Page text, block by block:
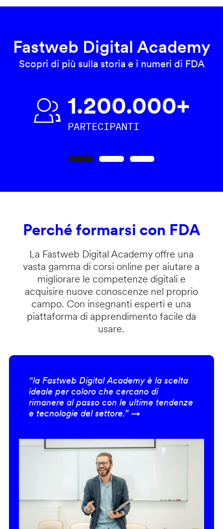
Fastweb Digital Academy
Scopri di più sulla storia e i numeri di FDA
1.200.000+
PARTECIPANTI
Perché formarsi con FDA
La Fastweb Digital Academy offre una
vasta gamma di corsi online per aiutare a
migliorare le competenze digitali e
acquisire nuove conoscenze nel proprio
campo. Con insegnanti esperti e una
piattaforma di apprendimento facile da
usare.
“la Fastweb Digital Academy è la scelta
ideale per coloro che cercano di
rimanere al passo con le ultime tendenze
e tecnologie del settore.” →